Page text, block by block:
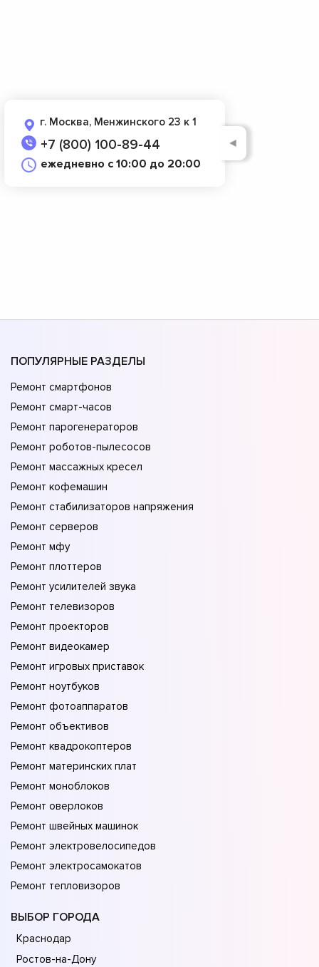
г. Москва, Менжинского 23 к 1
+7 (800) 100-89-44
ежедневно с 10:00 до 20:00
◄
ПОПУЛЯРНЫЕ РАЗДЕЛЫ
Ремонт смартфонов
Ремонт смарт-часов
Ремонт парогенераторов
Ремонт роботов-пылесосов
Ремонт массажных кресел
Ремонт кофемашин
Ремонт стабилизаторов напряжения
Ремонт серверов
Ремонт мфу
Ремонт плоттеров
Ремонт усилителей звука
Ремонт телевизоров
Ремонт проекторов
Ремонт видеокамер
Ремонт игровых приставок
Ремонт ноутбуков
Ремонт фотоаппаратов
Ремонт объективов
Ремонт квадрокоптеров
Ремонт материнских плат
Ремонт моноблоков
Ремонт оверлоков
Ремонт швейных машинок
Ремонт электровелосипедов
Ремонт электросамокатов
Ремонт тепловизоров
ВЫБОР ГОРОДА
Краснодар
Ростов-на-Дону